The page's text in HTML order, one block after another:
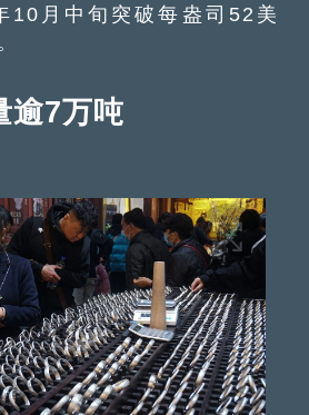
10月中旬突破每盎司52美
逾7万吨